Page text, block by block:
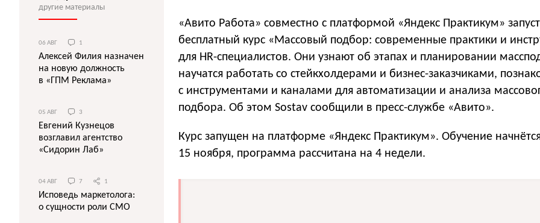
«Авито Работа» совместно с платформой «Яндекс Практикум»
бесплатный курс «Массовый подбор: современные практики и
для HR-специалистов. Они узнают об этапах и планировании
научатся работать со стейкхолдерами и бизнес-заказчиками,
с инструментами и каналами для автоматизации и анализа
подбора. Об этом Sostav сообщили в пресс-службе «Авито».
Курс запущен на платформе «Яндекс Практикум». Обучение
15 ноября, программа рассчитана на 4 недели.
другие материалы
06 АВГ 1
Алексей Филия назначен
на новую должность
в «ГПМ Реклама»
05 АВГ 3
Евгений Кузнецов
возглавил агентство
«Сидорин Лаб»
04 АВГ 7 1
Исповедь маркетолога:
о сущности роли СМО